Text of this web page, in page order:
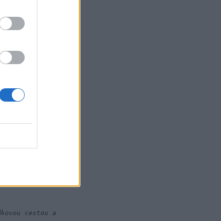
krok doľava, aby od
Ani ho
že fakt nie si lezec.
rampou, z ktorej
kam máš dať
terénu. Hneď na
Na vrchole
na Térynu a do
cestou a